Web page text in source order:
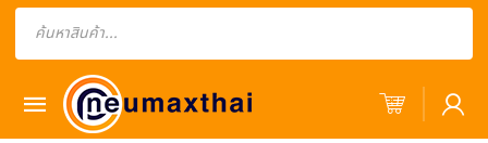
Products
search